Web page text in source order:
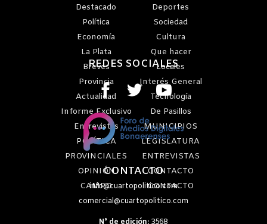
Destacado
Deportes
Política
Sociedad
Economía
Cultura
La Plata
Que hacer
Breves
Locales
Provincia
Interés General
Actualidad
Tecnología
Informe Exclusivo
De Pasillos
Entrevistas
MUNICIPIOS
POLÍTICA
LEGISLATURA
PROVINCIALES
ENTREVISTAS
OPINIÓN
CONTACTO
CAMPO
CONTACTO
REDES SOCIALES
CONTACTO
info@cuartopolitico.com
comercial@cuartopolitico.com